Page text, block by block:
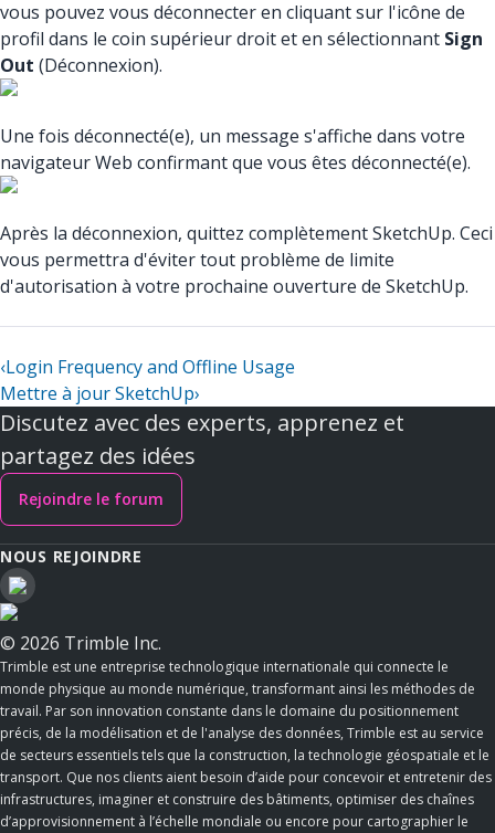
vous pouvez vous déconnecter en cliquant sur l'icône de
profil dans le coin supérieur droit et en sélectionnant Sign
Out (Déconnexion).
Une fois déconnecté(e), un message s'affiche dans votre
navigateur Web confirmant que vous êtes déconnecté(e).
Après la déconnexion, quittez complètement SketchUp. Ceci
vous permettra d'éviter tout problème de limite
d'autorisation à votre prochaine ouverture de SketchUp.
‹Login Frequency and Offline Usage
Mettre à jour SketchUp›
Discutez avec des experts, apprenez et
partagez des idées
Rejoindre le forum
NOUS REJOINDRE
© 2026 Trimble Inc.
Trimble est une entreprise technologique internationale qui connecte le
monde physique au monde numérique, transformant ainsi les méthodes de
travail. Par son innovation constante dans le domaine du positionnement
précis, de la modélisation et de l'analyse des données, Trimble est au service
de secteurs essentiels tels que la construction, la technologie géospatiale et le
transport. Que nos clients aient besoin d’aide pour concevoir et entretenir des
infrastructures, imaginer et construire des bâtiments, optimiser des chaînes
d’approvisionnement à l’échelle mondiale ou encore pour cartographier le